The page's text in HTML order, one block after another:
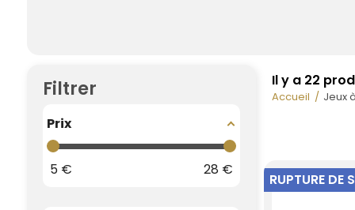
Filtrer
Prix
5 € 28 €
Il y a 22
Accueil Jeux
RUPTURE DE